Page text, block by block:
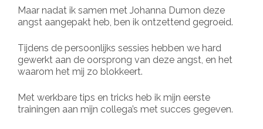
Maar nadat ik samen met Johanna Dumon deze
angst aangepakt heb, ben ik ontzettend gegroeid.
Tijdens de persoonlijks sessies hebben we hard
gewerkt aan de oorsprong van deze angst, en het
waarom het mij zo blokkeert.
Met werkbare tips en tricks heb ik mijn eerste
trainingen aan mijn collega’s met succes gegeven.